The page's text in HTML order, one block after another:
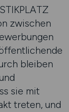
zwischen
bleiben
sie mit
treten, und